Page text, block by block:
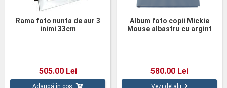
Rama foto nunta de aur 3
inimi 33cm
505.00 Lei
Adaugă în coș
Album foto copii Mickie
Mouse albastru cu argint
580.00 Lei
Vezi detalii